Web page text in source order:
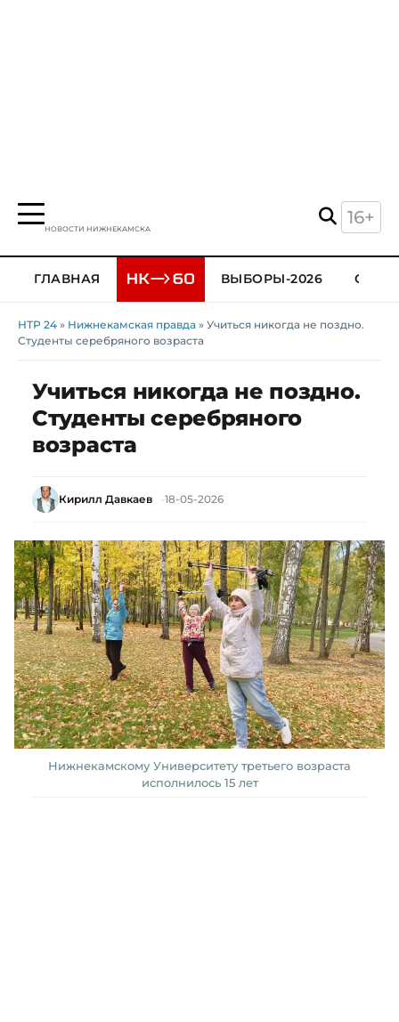
НОВОСТИ НИЖНЕКАМСКА
16+
ГЛАВНАЯ ВЫБОРЫ-2026
НТР 24 » Нижнекамская правда » Учиться никогда не поздно.
Студенты серебряного возраста
Учиться никогда не поздно.
Студенты серебряного
возраста
Кирилл Давкаев 18-05-2026
Нижнекамскому Университету третьего возраста
исполнилось 15 лет